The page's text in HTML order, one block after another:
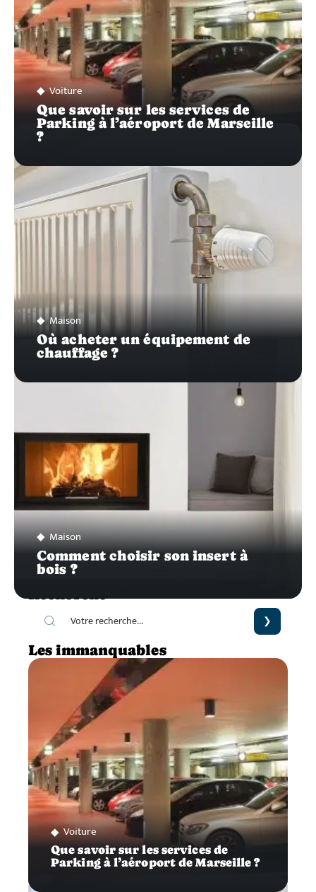
Voiture
Que savoir sur les services de
Parking à l’aéroport de Marseille
?
Maison
Où acheter un équipement de
chauffage ?
Maison
Comment choisir son insert à
bois ?
Recherche
Les immanquables
Voiture
Que savoir sur les services de
Parking à l’aéroport de Marseille ?